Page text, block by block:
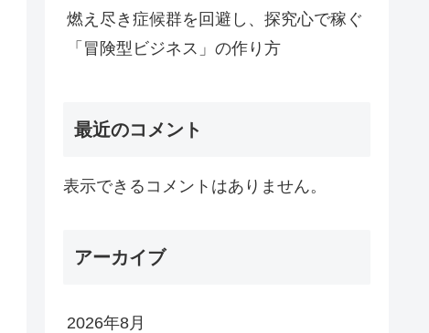
燃え尽き症候群を回避し、探究心で稼ぐ
「冒険型ビジネス」の作り方
最近のコメント
表示できるコメントはありません。
アーカイブ
2026年8月